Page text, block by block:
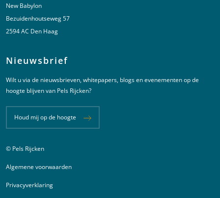
New Babylon
Bezuidenhoutseweg 57
2594 AC Den Haag
Nieuwsbrief
Wilt u via de nieuwsbrieven, whitepapers, blogs en evenementen op de
hoogte blijven van Pels Rijcken?
Houd mij op de hoogte
Juridische informatie
© Pels Rijcken
Algemene voorwaarden
Privacyverklaring